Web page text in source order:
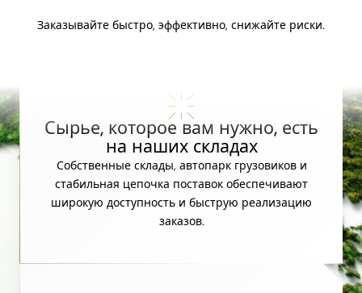
Заказывайте быстро, эффективно, снижайте риски.
Сырье, которое вам нужно, есть
на наших складах
Собственные склады, автопарк грузовиков и
стабильная цепочка поставок обеспечивают
широкую доступность и быструю реализацию
заказов.